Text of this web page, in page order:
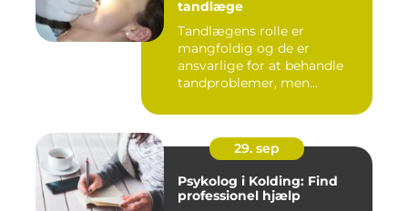
tandlæge
Tandlægens rolle er
mangfoldig og de er
ansvarlige for at behandle
tandproblemer, men
29. sep
Psykolog i Kolding: Find
professionel hjælp